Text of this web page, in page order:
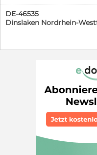
weiteren tollen Deckrüden
Genetischen
Erbkrankheiten. -
3.2 kg Alle Papiere zu
persönlich vor Ort
nachweislich gesunde
Decktaxe ist beim ersten
direkt in voller Höhe zu
nicht decken lassen
Aufwandsentschädigung
einmalige Nachdecken
das Nachdecken 1 bis 3
Decksprung. Wenn
DE-46535
Dinslaken Nordrhein-